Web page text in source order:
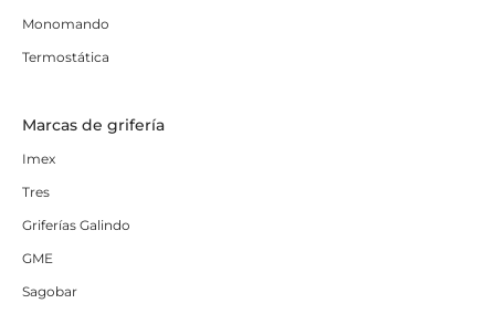
Monomando
Termostática
Marcas de grifería
Imex
Tres
Griferías Galindo
GME
Sagobar